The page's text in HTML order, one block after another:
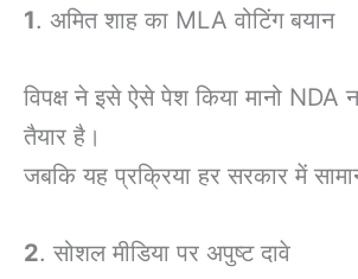
1. अमित शाह का MLA वोटिंग बयान
विपक्ष ने इसे ऐसे पेश किया मानो NDA
तैयार है।
जबकि यह प्रक्रिया हर सरकार में
2. सोशल मीडिया पर अपुष्ट दावे